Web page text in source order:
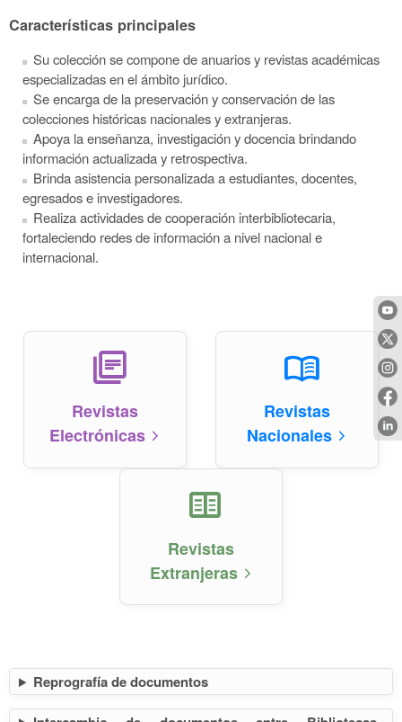
Características principales
Su colección se compone de anuarios y revistas académicas
especializadas en el ámbito jurídico.
Se encarga de la preservación y conservación de las
colecciones históricas nacionales y extranjeras.
Apoya la enseñanza, investigación y docencia brindando
información actualizada y retrospectiva.
Brinda asistencia personalizada a estudiantes, docentes,
egresados e investigadores.
Realiza actividades de cooperación interbibliotecaria,
fortaleciendo redes de información a nivel nacional e
internacional.
library_books
Revistas
Electrónicas arrow_forward_ios
menu_book
Revistas
Nacionales arrow_forward_ios
two_pager
Revistas
Extranjeras
arrow_forward_ios
Reprografía de documentos